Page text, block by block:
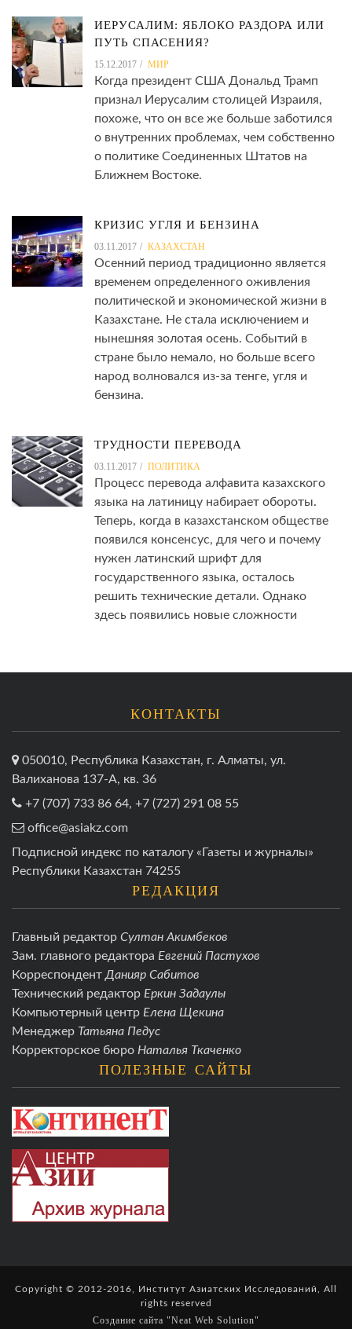
ИЕРУСАЛИМ: ЯБЛОКО РАЗДОРА ИЛИ
ПУТЬ СПАСЕНИЯ?
15.12.2017 МИР
Когда президент США Дональд Трамп
признал Иерусалим столицей Израиля,
похоже, что он все же больше заботился
о внутренних проблемах, чем собственно
о политике Соединенных Штатов на
Ближнем Востоке.
КРИЗИС УГЛЯ И БЕНЗИНА
03.11.2017 КАЗАХСТАН
Осенний период традиционно является
временем определенного оживления
политической и экономической жизни в
Казахстане. Не стала исключением и
нынешняя золотая осень. Событий в
стране было немало, но больше всего
народ волновался из-за тенге, угля и
бензина.
ТРУДНОСТИ ПЕРЕВОДА
03.11.2017 ПОЛИТИКА
Процесс перевода алфавита казахского
языка на латиницу набирает обороты.
Теперь, когда в казахстанском обществе
появился консенсус, для чего и почему
нужен латинский шрифт для
государственного языка, осталось
решить технические детали. Однако
здесь появились новые сложности
КОНТАКТЫ
050010, Республика Казахстан, г. Алматы, ул.
Валиханова 137-А, кв. 36
+7 (707) 733 86 64, +7 (727) 291 08 55
office@asiakz.com
Подписной индекс по каталогу «Газеты и журналы»
Республики Казахстан 74255
РЕДАКЦИЯ
Главный редактор Султан Акимбеков
Зам. главного редактора Евгений Пастухов
Корреспондент Данияр Сабитов
Технический редактор Еркин Задаулы
Компьютерный центр Елена Щекина
Менеджер Татьяна Педус
Корректорское бюро Наталья Ткаченко
ПОЛЕЗНЫЕ САЙТЫ
Copyright © 2012-2016, Институт Азиатских Исследований, All
rights reserved
Создание сайта "Neat Web Solution"